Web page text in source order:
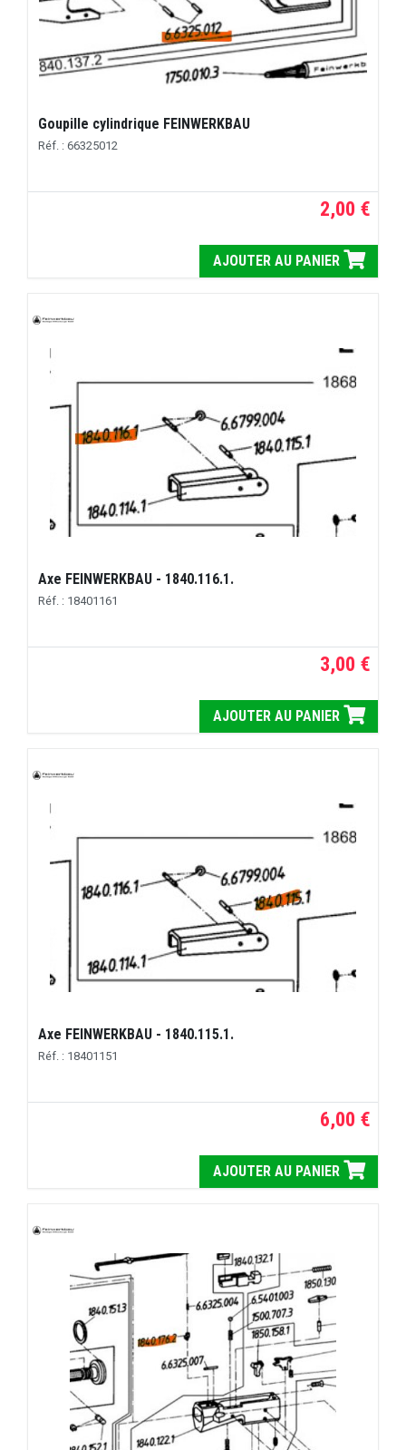
Goupille cylindrique FEINWERKBAU
Réf. : 66325012
2,00 €
AJOUTER AU PANIER
Axe FEINWERKBAU - 1840.116.1.
Réf. : 18401161
3,00 €
AJOUTER AU PANIER
Axe FEINWERKBAU - 1840.115.1.
Réf. : 18401151
6,00 €
AJOUTER AU PANIER